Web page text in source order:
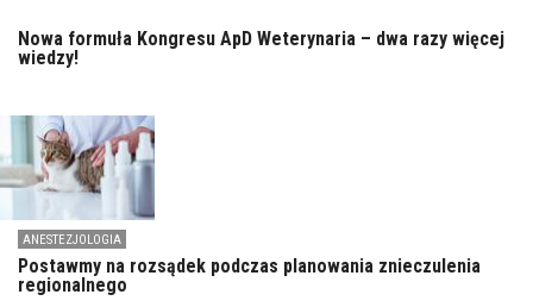
Nowa formuła Kongresu ApD Weterynaria – dwa razy więcej
wiedzy!
ANESTEZJOLOGIA
Postawmy na rozsądek podczas planowania znieczulenia
regionalnego